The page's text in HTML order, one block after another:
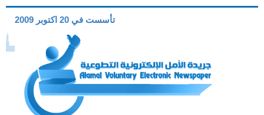
تأسست في 20 اكتوبر 2009